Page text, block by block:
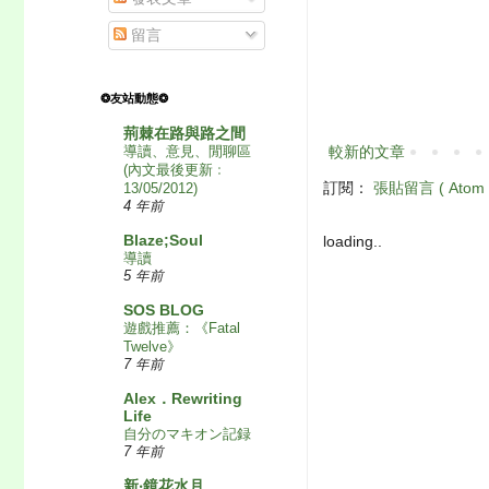
較新的文章
訂閱： 張貼留言 ( Atom
loading..
留言
❂友站動態❂
荊棘在路與路之間
導讀、意見、閒聊區
(內文最後更新﹕
13/05/2012)
4 年前
Blaze;Soul
導讀
5 年前
SOS BLOG
遊戲推薦：《Fatal
Twelve》
7 年前
Alex．Rewriting
Life
自分のマキオン記録
7 年前